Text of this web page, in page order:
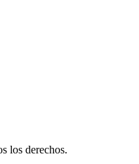
los derechos.